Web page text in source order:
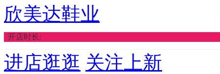
欣美达鞋业
开店时长:
进店逛逛 关注上新